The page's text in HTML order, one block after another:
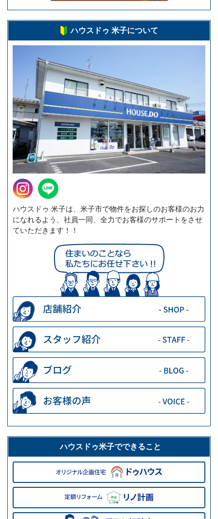
ハウスドゥ 米子について
ハウスドゥ 米子は、米子市で物件をお探しのお客様のお力
になれるよう、社員一同、全力でお客様のサポートをさせ
ていただきます！！
ハウスドゥ米子でできること